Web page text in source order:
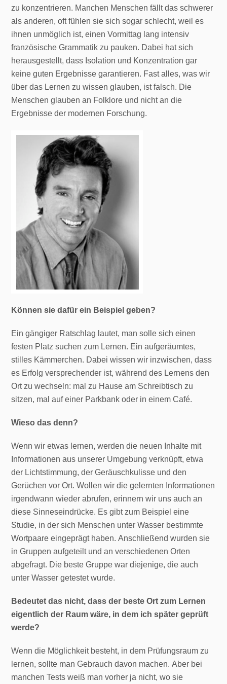
zu konzentrieren. Manchen Menschen fällt das schwerer
als anderen, oft fühlen sie sich sogar schlecht, weil es
ihnen unmöglich ist, einen Vormittag lang intensiv
französische Grammatik zu pauken. Dabei hat sich
herausgestellt, dass Isolation und Konzentration gar
keine guten Ergebnisse garantieren. Fast alles, was wir
über das Lernen zu wissen glauben, ist falsch. Die
Menschen glauben an Folklore und nicht an die
Ergebnisse der modernen Forschung.
Können sie dafür ein Beispiel geben?
Ein gängiger Ratschlag lautet, man solle sich einen
festen Platz suchen zum Lernen. Ein aufgeräumtes,
stilles Kämmerchen. Dabei wissen wir inzwischen, dass
es Erfolg versprechender ist, während des Lernens den
Ort zu wechseln: mal zu Hause am Schreibtisch zu
sitzen, mal auf einer Parkbank oder in einem Café.
Wieso das denn?
Wenn wir etwas lernen, werden die neuen Inhalte mit
Informationen aus unserer Umgebung verknüpft, etwa
der Lichtstimmung, der Geräuschkulisse und den
Gerüchen vor Ort. Wollen wir die gelernten Informationen
irgendwann wieder abrufen, erinnern wir uns auch an
diese Sinneseindrücke. Es gibt zum Beispiel eine
Studie, in der sich Menschen unter Wasser bestimmte
Wortpaare eingeprägt haben. Anschließend wurden sie
in Gruppen aufgeteilt und an verschiedenen Orten
abgefragt. Die beste Gruppe war diejenige, die auch
unter Wasser getestet wurde.
Bedeutet das nicht, dass der beste Ort zum Lernen
eigentlich der Raum wäre, in dem ich später geprüft
werde?
Wenn die Möglichkeit besteht, in dem Prüfungsraum zu
lernen, sollte man Gebrauch davon machen. Aber bei
manchen Tests weiß man vorher ja nicht, wo sie